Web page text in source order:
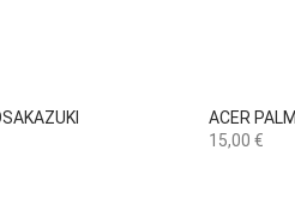
rápida
ACER
Precio
15,00 €